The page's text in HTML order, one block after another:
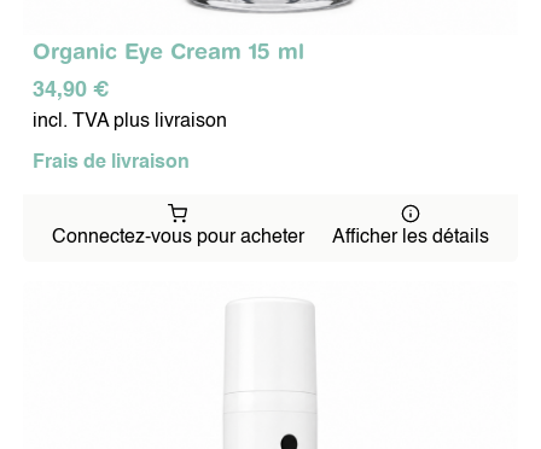
Organic Eye Cream 15 ml
34,90 €
incl. TVA plus livraison
Frais de livraison
Connectez-vous pour acheter Afficher les détails